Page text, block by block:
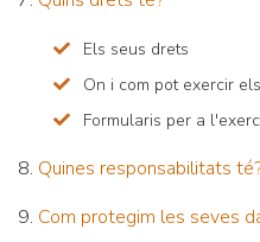
Els seus drets
On i com pot exercir
Formularis per a
8. Quines responsabilitats
9. Com protegim les seves